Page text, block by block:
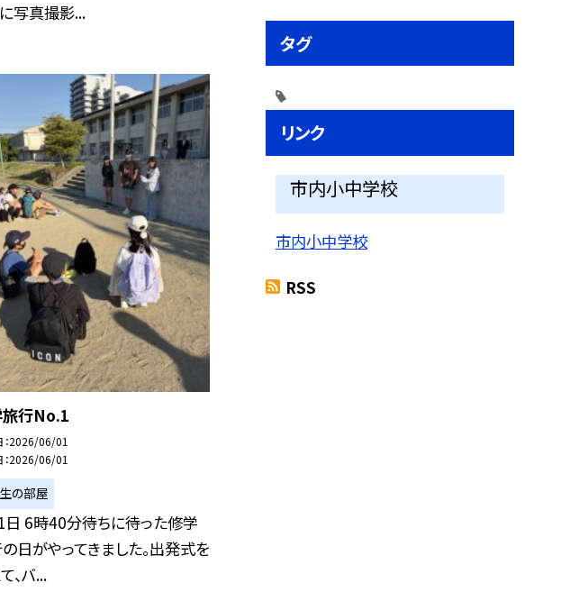
写真撮影...
行No.1
2026/06/01
2026/06/01
の部屋
日 6時40分待ちに待った修学
日がやってきました。出発式を
、バ...
タグ
リンク
市内小中学校
市内小中学校
RSS